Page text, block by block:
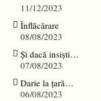
11/12/2023
Înflăcărare
08/08/2023
Și dacă insiști…
07/08/2023
Darie la țară…
06/08/2023